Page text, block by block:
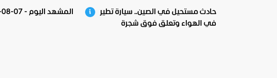
حادث مستحيل في الصين.. سيارة تطير
في الهواء وتعلق فوق شجرة
المشهد اليوم - 07-08-2026